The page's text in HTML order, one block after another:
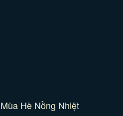
Mùa Hè Nồng Nhiệt